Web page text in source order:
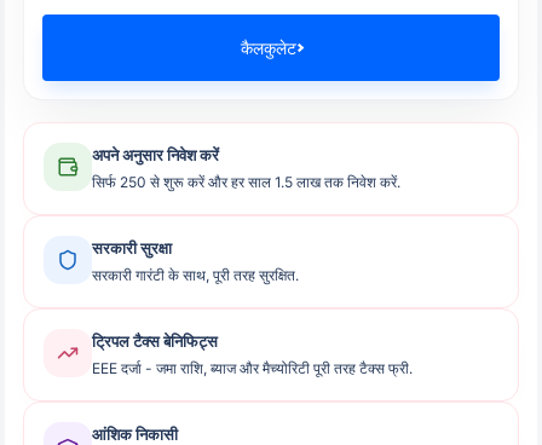
कैलकुलेट
अपने अनुसार निवेश करें
सिर्फ 250 से शुरू करें और हर साल 1.5 लाख तक निवेश करें.
सरकारी सुरक्षा
सरकारी गारंटी के साथ, पूरी तरह सुरक्षित.
ट्रिपल टैक्स बेनिफिट्स
EEE दर्जा - जमा राशि, ब्याज और मैच्योरिटी पूरी तरह टैक्स फ्री.
आंशिक निकासी